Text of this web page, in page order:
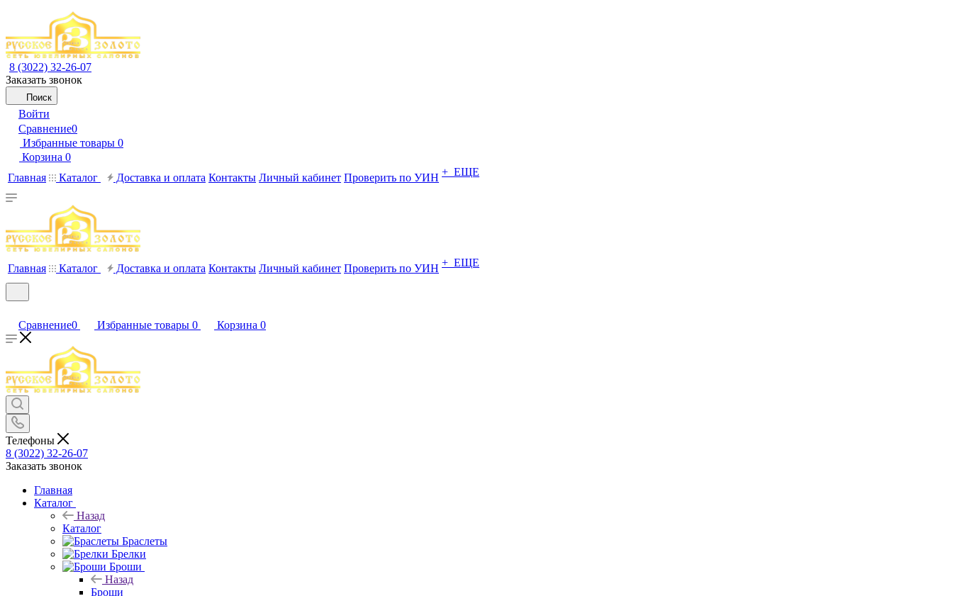
8 (3022) 32-26-07
Заказать звонок
Поиск
Войти
Сравнение0
Избранные товары 0
Корзина 0
Главная
Каталог Доставка и оплата Контакты Личный кабинет Проверить по УИН + ЕЩЕ
Главная Каталог Доставка и оплата Контакты Личный кабинет Проверить по УИН + ЕЩЕ
Сравнение0 Избранные товары 0 Корзина 0
Телефоны
8 (3022) 32-26-07
Заказать звонок
Главная
Каталог
Назад
Каталог
Браслеты
Брелки
Броши
Назад
Броши